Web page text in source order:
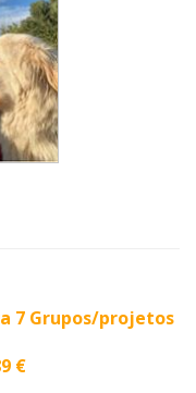
7 Grupos/projetos
€